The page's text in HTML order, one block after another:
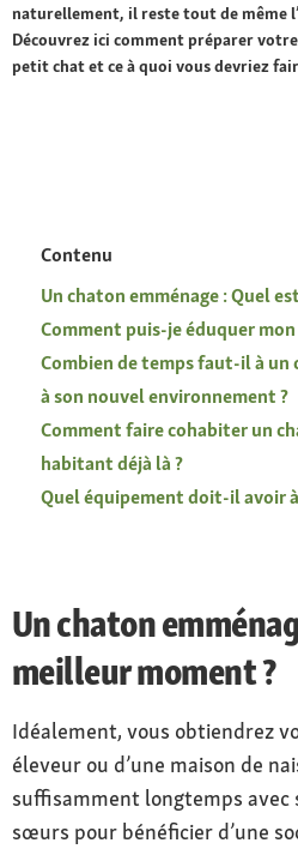
naturellement, il reste tout de même
Découvrez ici comment préparer
petit chat et ce à quoi vous devriez
Contenu
Un chaton emménage : Quel
Comment puis-je éduquer
Combien de temps faut-il à
à son nouvel environnement ?
Comment faire cohabiter un
habitant déjà là ?
Quel équipement doit-il avoir
Un chaton
meilleur moment ?
Idéalement, vous obtiendrez
éleveur ou d’une maison de
suffisamment longtemps avec
sœurs pour bénéficier d’une